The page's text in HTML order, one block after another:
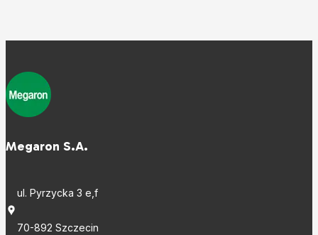
Megaron S.A.
ul. Pyrzycka 3 e,f
70-892 Szczecin